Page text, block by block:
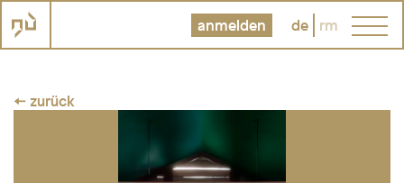
anmelden de rm
← zurück